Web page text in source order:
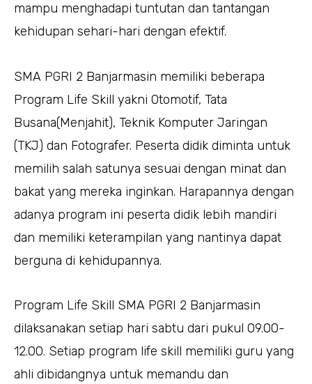
mampu menghadapi tuntutan dan tantangan
kehidupan sehari-hari dengan efektif.
SMA PGRI 2 Banjarmasin memiliki beberapa
Program Life Skill yakni Otomotif, Tata
Busana(Menjahit), Teknik Komputer Jaringan
(TKJ) dan Fotografer. Peserta didik diminta untuk
memilih salah satunya sesuai dengan minat dan
bakat yang mereka inginkan. Harapannya dengan
adanya program ini peserta didik lebih mandiri
dan memiliki keterampilan yang nantinya dapat
berguna di kehidupannya.
Program Life Skill SMA PGRI 2 Banjarmasin
dilaksanakan setiap hari sabtu dari pukul 09.00-
12.00. Setiap program life skill memiliki guru yang
ahli dibidangnya untuk memandu dan